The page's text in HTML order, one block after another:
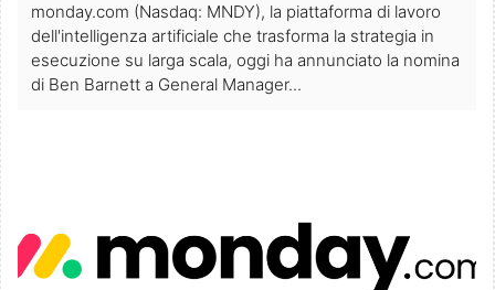
monday.com (Nasdaq: MNDY), la piattaforma di lavoro
dell'intelligenza artificiale che trasforma la strategia in
esecuzione su larga scala, oggi ha annunciato la nomina
di Ben Barnett a General Manager...